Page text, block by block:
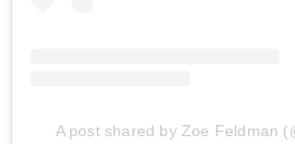
A post shared by Zoe Feldman